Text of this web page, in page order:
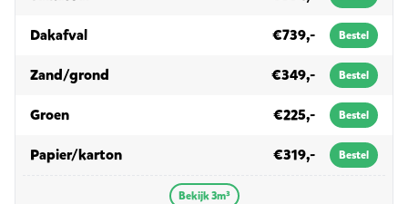
Dakafvalin 3m³ €739,- Bestel
Zand/grond €349,- Bestel
Groenin 3m³ €225,- Bestel
Papier/kartonin 3m³ €319,- Bestel
Bekijk 3m³